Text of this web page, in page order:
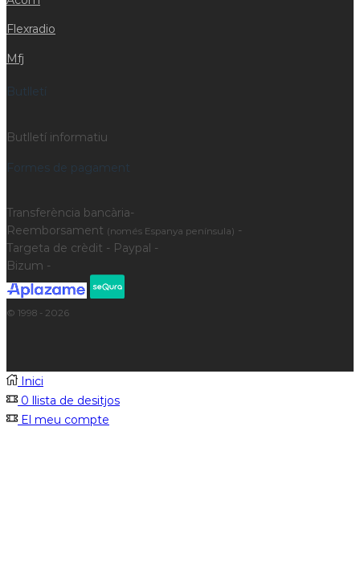
Flexradio
Mfj
Butlletí
Butlletí informatiu
Formes de pagament
Transferència bancària-
Reemborsament (només Espanya península) -
Targeta de crèdit - Paypal -
Bizum -
© 1998 - 2026
Inici
0 llista de desitjos
El meu compte